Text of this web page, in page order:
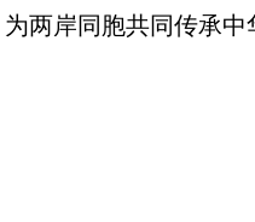
两岸同胞共同传承